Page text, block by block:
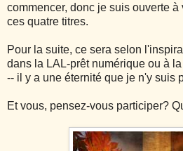
commencer, donc je suis ouverte
ces quatre titres.
Pour la suite, ce sera selon
dans la LAL-prêt numérique ou à
-- il y a une éternité que je n'y suis
Et vous, pensez-vous participer?